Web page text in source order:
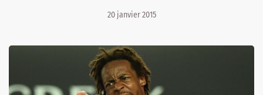
20 janvier 2015